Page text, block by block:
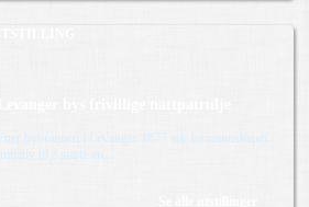
Etter bybrannen i Levanger 1877 tok formannskapet
initiativ til å starte en...